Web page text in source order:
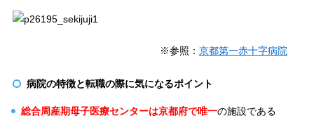
※参照： 京都第一赤十字病院
病院の特徴と転職の際に気になるポイント
総合周産期母子医療センターは京都府で唯一の施設である